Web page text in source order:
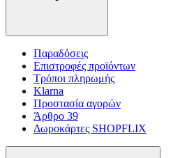
Παραδόσεις
Επιστροφές προϊόντων
Τρόποι πληρωμής
Klarna
Προστασία αγορών
Άρθρο 39
Δωροκάρτες SHOPFLIX